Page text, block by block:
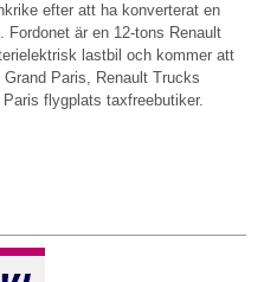
efter att ha konverterat en
är en 12-tons Renault
lastbil och kommer att
Paris, Renault Trucks
flygplats taxfreebutiker.